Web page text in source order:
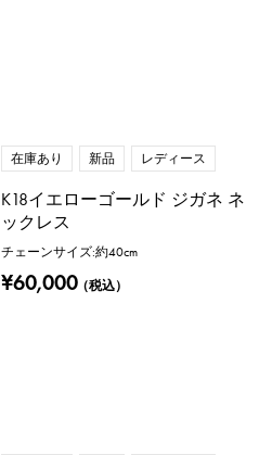
在庫あり 新品 レディース
K18イエローゴールド ジガネ ネ
ックレス
チェーンサイズ:約40cm
¥60,000（税込）